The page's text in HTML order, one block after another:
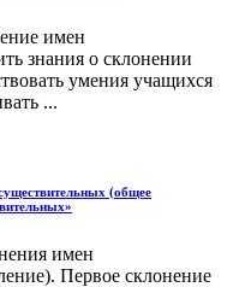
имен
знания о склонении
умения учащихся
...
(общее
имен
Первое склонение